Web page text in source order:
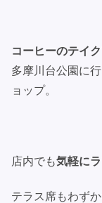
コーヒーのテイ
多摩川台公園に
ョップ。
店内でも気軽に
テラス席もわず